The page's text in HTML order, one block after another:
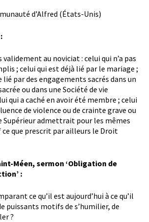
d’Alfred (États-Unis)
au noviciat : celui qui n’a pas
; celui qui est déjà lié par le mariage ;
lié par des engagements sacrés dans un
ou dans une Société de vie
qui a caché en avoir été membre ; celui
de violence ou de crainte grave ou
Supérieur admettrait pour les mêmes
que prescrit par ailleurs le Droit
Méen, sermon ‘Obligation de
:
ce qu’il est aujourd’hui à ce qu’il
puissants motifs de s’humilier, de
?